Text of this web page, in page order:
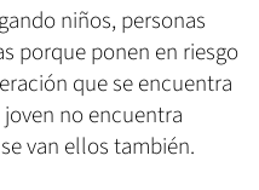
niños, personas
porque ponen en riesgo
que se encuentra
no encuentra
van ellos también.